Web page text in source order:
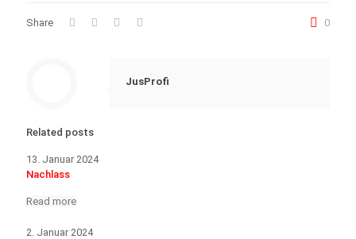
Share 0
JusProfi
Related posts
13. Januar 2024
Nachlass
Read more
2. Januar 2024